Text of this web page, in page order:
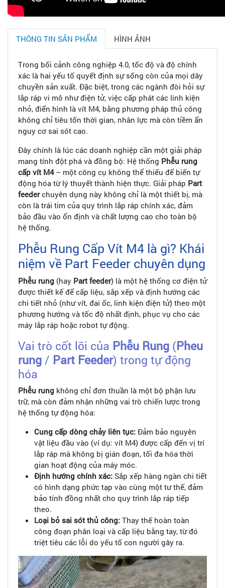
THÔNG TIN SẢN PHẨM HÌNH ẢNH
Trong bối cảnh công nghiệp 4.0, tốc độ và độ chính
xác là hai yếu tố quyết định sự sống còn của mọi dây
chuyền sản xuất. Đặc biệt, trong các ngành đòi hỏi sự
lắp ráp vi mô như điện tử, việc cấp phát các linh kiện
nhỏ, điển hình là vít M4, bằng phương pháp thủ công
không chỉ tiêu tốn thời gian, nhân lực mà còn tiềm ẩn
nguy cơ sai sót cao.
Đây chính là lúc các doanh nghiệp cần một giải pháp
mang tính đột phá và đồng bộ: Hệ thống Phễu rung
cấp vít M4– một công cụ không thể thiếu để biến tự
động hóa từ lý thuyết thành hiện thực. Giải pháp Part
feederchuyên dụng này không chỉ là một thiết bị, mà
còn là trái tim của quy trình lắp ráp chính xác, đảm
bảo đầu vào ổn định và chất lượng cao cho toàn bộ
hệ thống.
Phễu Rung Cấp Vít M4 là gì? Khái
niệm về Part Feeder chuyên dụng
Phễu rung (hay Part feeder) là một hệ thống cơ điện tử
được thiết kế để cấp liệu, sắp xếp và định hướng các
chi tiết nhỏ (như vít, đai ốc, linh kiện điện tử) theo một
phương hướng và tốc độ nhất định, phục vụ cho các
máy lắp ráp hoặc robot tự động.
Vai trò cốt lõi của Phễu Rung (Pheu
rung/ Part Feeder) trong tự động
hóa
Phễu rung không chỉ đơn thuần là một bộ phận lưu
trữ, mà còn đảm nhận những vai trò chiến lược trong
hệ thống tự động hóa:
Cung cấp dòng chảy liên tục: Đảm bảo nguyên
vật liệu đầu vào (ví dụ: vít M4) được cấp đến vị trí
lắp ráp mà không bị gián đoạn, tối đa hóa thời
gian hoạt động của máy móc.
Định hướng chính xác: Sắp xếp hàng ngàn chi tiết
có hình dạng phức tạp vào cùng một tư thế, đảm
bảo tính đồng nhất cho quy trình lắp ráp tiếp
theo.
Loại bỏ sai sót thủ công: Thay thế hoàn toàn
công đoạn phân loại và cấp liệu bằng tay, từ đó
triệt tiêu các lỗi do yếu tố con người gây ra.